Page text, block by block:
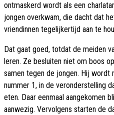
ontmaskerd wordt als een
jongen overkwam, die dacht dat
vriendinnen tegelijkertijd aan te
Dat gaat goed, totdat de meiden
leren. Ze besluiten niet om boos
samen tegen de jongen. Hij wordt
nummer 1, in de veronderstelling
eten. Daar eenmaal aangekomen
aanwezig. Vervolgens starten de